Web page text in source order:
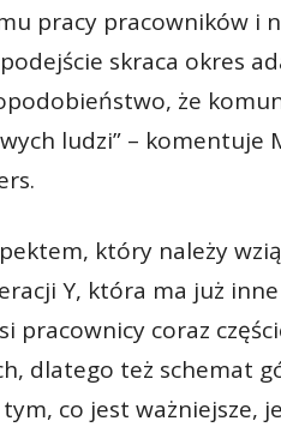
pracy pracowników i
skraca okres
że
ludzi” – komentuje
który należy
Y, która ma już
pracownicy coraz
dlatego też schemat
co jest ważniejsze,